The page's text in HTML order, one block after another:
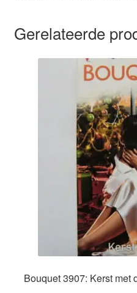
Gerelateerde
Bouquet 3907: Kerst met